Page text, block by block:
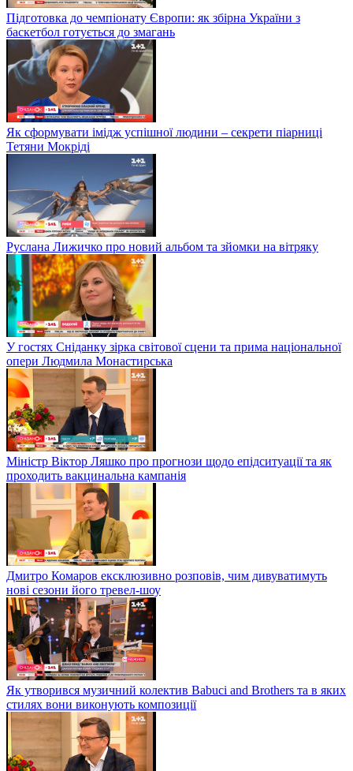
Підготовка до чемпіонату Європи: як збірна України з
баскетбол готується до змагань
Як сформувати імідж успішної людини – секрети піарниці
Тетяни Мокріді
Руслана Лижичко про новий альбом та зйомки на вітряку
У гостях Сніданку зірка світової сцени та прима національної
опери Людмила Монастирська
Міністр Віктор Ляшко про прогнози щодо епідситуації та як
проходить вакцинальна кампанія
Дмитро Комаров ексклюзивно розповів, чим дивуватимуть
нові сезони його тревел-шоу
Як утворився музичний колектив Babuci and Brothers та в яких
стилях вони виконують композиції